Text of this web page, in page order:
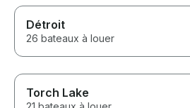
Détroit
26 bateaux à louer
Torch Lake